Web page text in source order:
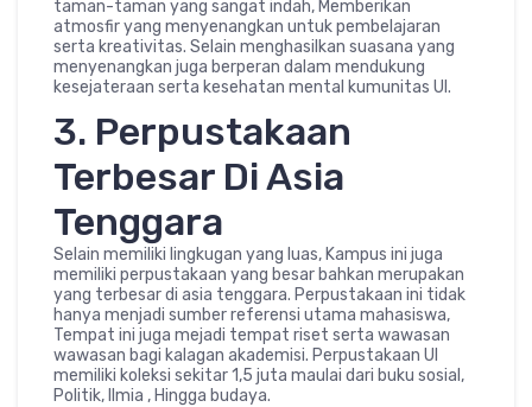
taman-taman yang sangat indah, Memberikan
atmosfir yang menyenangkan untuk pembelajaran
serta kreativitas. Selain menghasilkan suasana yang
menyenangkan juga berperan dalam mendukung
kesejateraan serta kesehatan mental kumunitas UI.
3. Perpustakaan
Terbesar Di Asia
Tenggara
Selain memiliki lingkugan yang luas, Kampus ini juga
memiliki perpustakaan yang besar bahkan merupakan
yang terbesar di asia tenggara. Perpustakaan ini tidak
hanya menjadi sumber referensi utama mahasiswa,
Tempat ini juga mejadi tempat riset serta wawasan
wawasan bagi kalagan akademisi. Perpustakaan UI
memiliki koleksi sekitar 1,5 juta maulai dari buku sosial,
Politik, Ilmia , Hingga budaya.